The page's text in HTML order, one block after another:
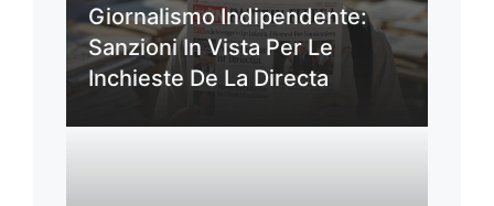
Giornalismo Indipendente:
Sanzioni In Vista Per Le
Inchieste De La Directa